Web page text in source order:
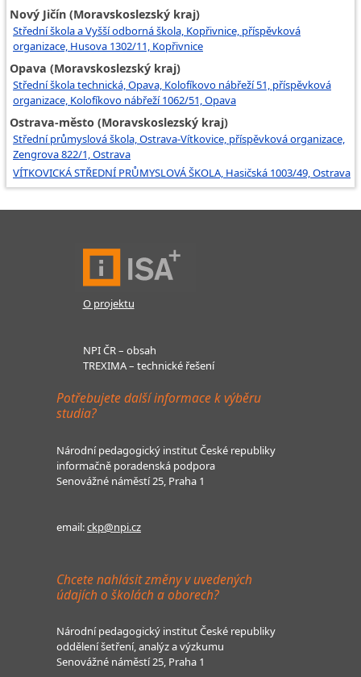
Nový Jičín (Moravskoslezský kraj)
Střední škola a Vyšší odborná škola, Kopřivnice, příspěvková
organizace, Husova 1302/11, Kopřivnice
Opava (Moravskoslezský kraj)
Střední škola technická, Opava, Kolofíkovo nábřeží 51, příspěvková
organizace, Kolofíkovo nábřeží 1062/51, Opava
Ostrava-město (Moravskoslezský kraj)
Střední průmyslová škola, Ostrava-Vítkovice, příspěvková organizace,
Zengrova 822/1, Ostrava
VÍTKOVICKÁ STŘEDNÍ PRŮMYSLOVÁ ŠKOLA, Hasičská 1003/49, Ostrava
O projektu
NPI ČR – obsah
TREXIMA – technické řešení
Potřebujete další informace k výběru
studia?
Národní pedagogický institut České republiky
informačně poradenská podpora
Senovážné náměstí 25, Praha 1
email:ckp@npi.cz
Chcete nahlásit změny v uvedených
údajích o školách a oborech?
Národní pedagogický institut České republiky
oddělení šetření, analýz a výzkumu
Senovážné náměstí 25, Praha 1